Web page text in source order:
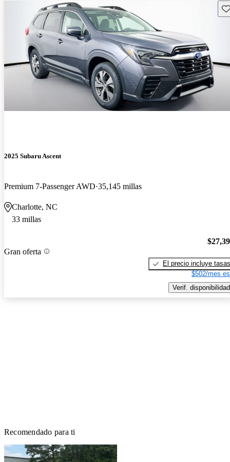
2025 Subaru Ascent
Premium 7-Passenger AWD 35,145 millas
Charlotte, NC
33 millas
Gran oferta
El precio incluye tasas
$502/mes
Verif. disponibilidad
Recomendado para ti